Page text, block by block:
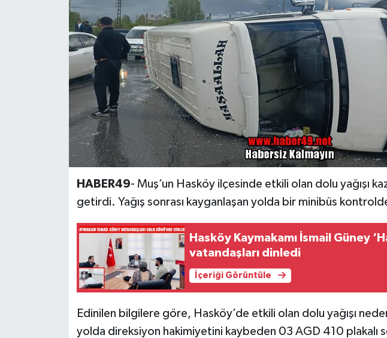
HABER49- Muş’un Hasköy ilçesinde etkili olan dolu yağışı
getirdi. Yağış sonrası kayganlaşan yolda bir minibüs
Hasköy Kaymakamı İsmail Güney
vatandaşları dinledi
İçeriği Görüntüle
Edinilen bilgilere göre, Hasköy’de etkili olan dolu yağışı
yolda direksiyon hakimiyetini kaybeden 03 AGD 410 plakalı
Kültür Sanat
Malazgirt